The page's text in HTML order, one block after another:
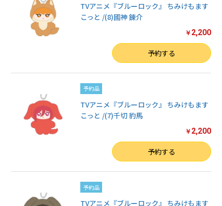
TVアニメ『ブルーロック』 ちみけもます
こっと /(8)國神 錬介
￥ 2,200
予約する
予約品
TVアニメ『ブルーロック』 ちみけもます
こっと /(7)千切 豹馬
￥ 2,200
予約する
予約品
TVアニメ『ブルーロック』 ちみけもます